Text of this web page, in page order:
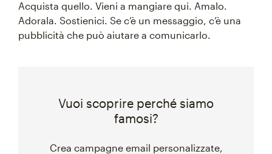
Acquista quello. Vieni a mangiare qui. Amalo.
Adorala. Sostienici. Se c’è un messaggio, c’è una
pubblicità che può aiutare a comunicarlo.
Vuoi scoprire perché siamo
famosi?
Crea campagne email personalizzate,